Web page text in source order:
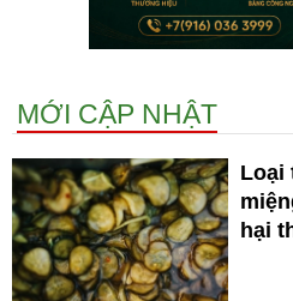
MỚI CẬP NHẬT
Loại
hại